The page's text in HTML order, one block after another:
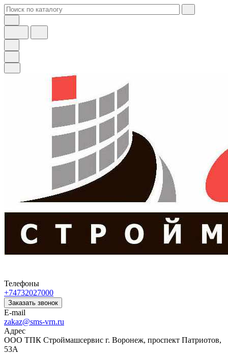
Телефоны
+74732027000
Заказать звонок
E-mail
zakaz@sms-vrn.ru
Адрес
ООО ТПК Строймашсервис г. Воронеж, проспект Патриотов,
53А